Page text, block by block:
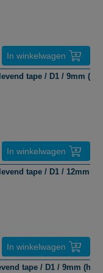
In winkelwagen
tape / D1 / 9mm
In winkelwagen
tape / D1 / 12mm
In winkelwagen
tape / D1 / 9mm